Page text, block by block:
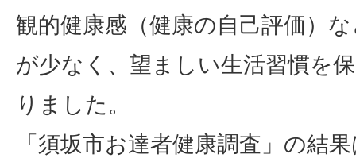
観的健康感（健康の自己評価）
が少なく、望ましい生活習慣を
りました。
「須坂市お達者健康調査」の結